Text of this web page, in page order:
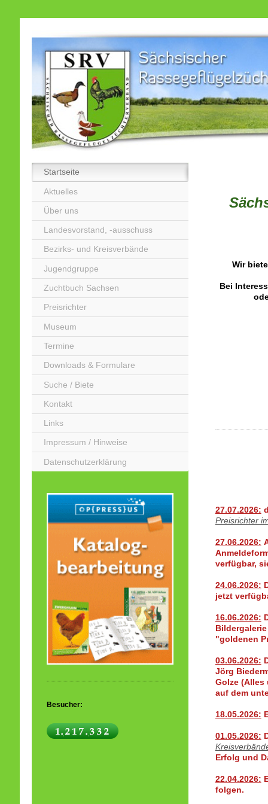
Wir
Bei
27.07.2026:
Preisrichter
27.06.2026:
verfügbar,
24.06.2026:
jetzt
16.06.2026:
"goldenen
03.06.2026:
Jörg
Golze (Alles
auf dem
18.05.2026:
01.05.2026:
Erfolg und
22.04.2026:
folgen.
Startseite
Aktuelles
Über uns
Landesvorstand, -ausschuss
Bezirks- und Kreisverbände
Jugendgruppe
Zuchtbuch Sachsen
Preisrichter
Museum
Termine
Downloads & Formulare
Suche / Biete
Kontakt
Links
Impressum / Hinweise
Datenschutzerklärung
Besucher: